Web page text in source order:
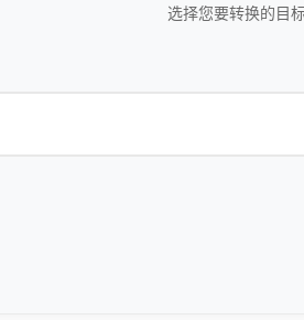
选择您要转换的目